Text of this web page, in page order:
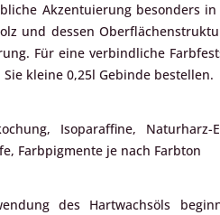
Akzentuierung besonders
und dessen
Für eine verbindliche
kleine 0,25l Gebinde bestellen.
Isoparaffine,
Farbpigmente je nach Farbton
des Hartwachsöls